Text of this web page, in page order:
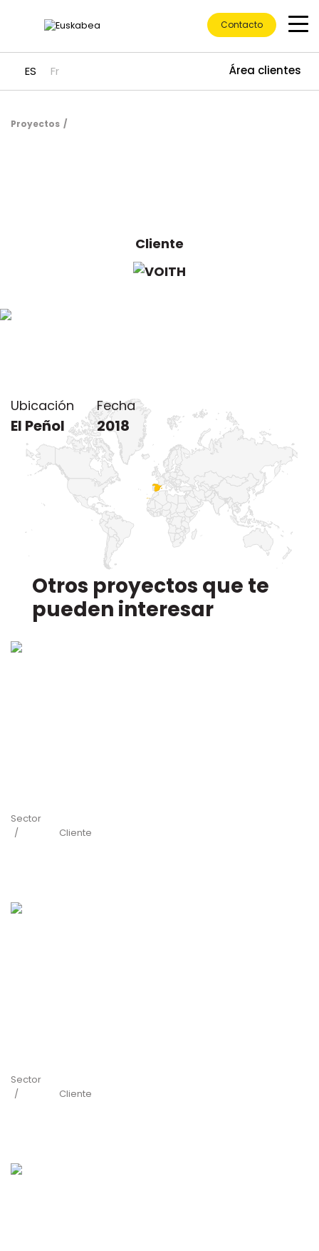
Ir directamente al contenido
ES Fr Área clientes
Contacto
Proyectos
Cliente
Ubicación del proyecto
Ubicación
El Peñol
Fecha
2018
Otros proyectos que te
pueden interesar
Sector
Cliente
Sector
Cliente